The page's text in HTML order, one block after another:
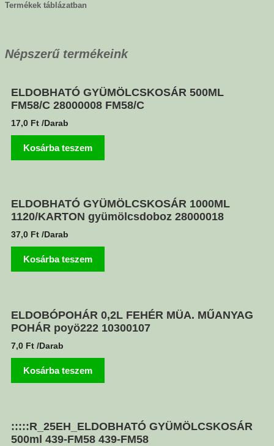
Termékek táblázatban
Népszerű termékeink
ELDOBHATÓ GYÜMÖLCSKOSÁR 500ML
FM58/C 28000008 FM58/C
17,0 Ft /Darab
Kosárba teszem
ELDOBHATÓ GYÜMÖLCSKOSÁR 1000ML
1120/KARTON gyümölcsdoboz 28000018
37,0 Ft /Darab
Kosárba teszem
ELDOBÓPOHÁR 0,2L FEHÉR MÜA. MŰANYAG
POHÁR poyö222 10300107
7,0 Ft /Darab
Kosárba teszem
:::::R_25EH_ELDOBHATÓ GYÜMÖLCSKOSÁR
500ml 439-FM58 439-FM58